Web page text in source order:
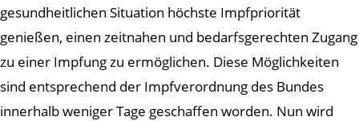
gesundheitlichen Situation höchste Impfpriorität
genießen, einen zeitnahen und bedarfsgerechten Zugang
zu einer Impfung zu ermöglichen. Diese Möglichkeiten
sind entsprechend der Impfverordnung des Bundes
innerhalb weniger Tage geschaffen worden. Nun wird